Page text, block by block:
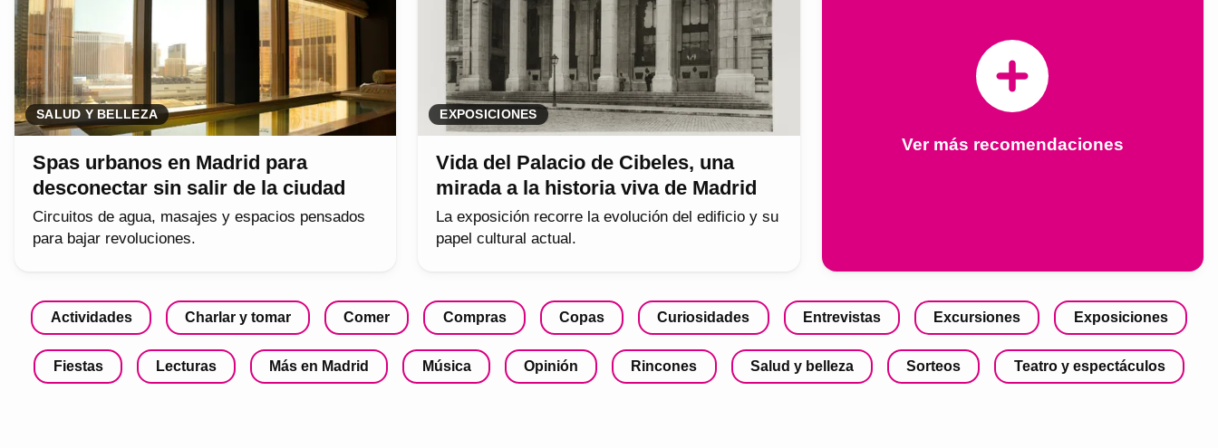
SALUD Y BELLEZA
Spas urbanos en Madrid para
desconectar sin salir de la ciudad
Circuitos de agua, masajes y espacios pensados
para bajar revoluciones.
EXPOSICIONES
Vida del Palacio de Cibeles, una
mirada a la historia viva de Madrid
La exposición recorre la evolución del edificio y su
papel cultural actual.
Ver más recomendaciones
Actividades Charlar y tomar Comer Compras Copas Curiosidades Entrevistas Excursiones Exposiciones
Fiestas Lecturas Más en Madrid Música Opinión Rincones Salud y belleza Sorteos Teatro y espectáculos